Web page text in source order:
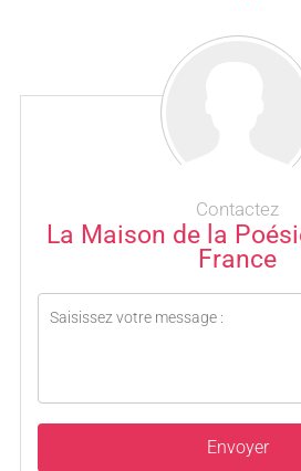
Contactez
La Maison de la
France
Envoyer